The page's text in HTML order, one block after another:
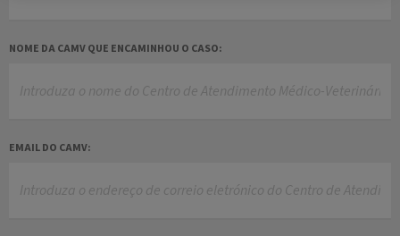
NOME DA CAMV QUE ENCAMINHOU O CASO:
EMAIL DO CAMV: